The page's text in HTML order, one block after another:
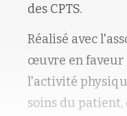
des CPTS.
Réalisé avec
œuvre en faveur
l'activité
soins du patient,